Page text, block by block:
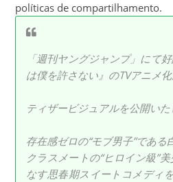
políticas de compartilhamento.
「週刊ヤングジャンプ」にて
は僕を許さない』のTVアニメ
ティザービジュアルを公開いた
存在感ゼロの“モブ男子”である
クラスメートの“ヒロイン級”
なす思春期スイートコメディ